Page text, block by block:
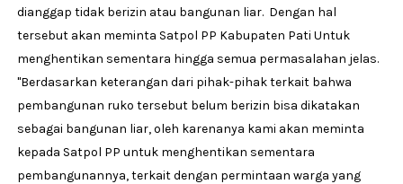
dianggap tidak berizin atau bangunan liar. Dengan hal
tersebut akan meminta Satpol PP Kabupaten Pati Untuk
menghentikan sementara hingga semua permasalahan jelas.
"Berdasarkan keterangan dari pihak-pihak terkait bahwa
pembangunan ruko tersebut belum berizin bisa dikatakan
sebagai bangunan liar, oleh karenanya kami akan meminta
kepada Satpol PP untuk menghentikan sementara
pembangunannya, terkait dengan permintaan warga yang